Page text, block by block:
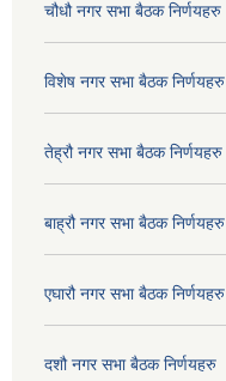
चौधौ नगर सभा बैठक निर्णयहरु
विशेष नगर सभा बैठक निर्णयहरु
तेह्रौ नगर सभा बैठक निर्णयहरु
बाह्रौ नगर सभा बैठक निर्णयहरु
एघारौ नगर सभा बैठक निर्णयहरु
दशौ नगर सभा बैठक निर्णयहरु